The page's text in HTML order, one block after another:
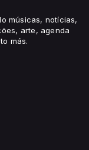
músicas, notícias,
arte, agenda
más.